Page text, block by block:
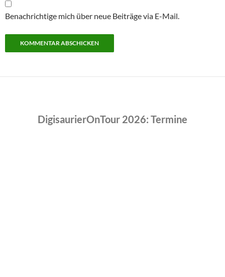
Benachrichtige mich über neue Beiträge via E-Mail.
DigisaurierOnTour 2026: Termine